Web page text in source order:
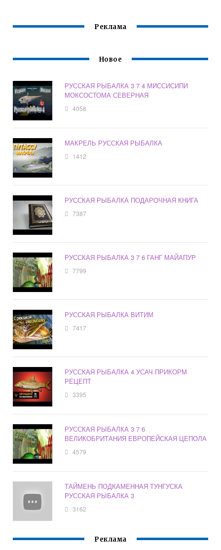
Реклама
Новое
РУССКАЯ РЫБАЛКА 3 7 4 МИССИСИПИ
МОКСОСТОМА СЕВЕРНАЯ
4058
МАКРЕЛЬ РУССКАЯ РЫБАЛКА
1412
РУССКАЯ РЫБАЛКА ПОДАРОЧНАЯ КНИГА
7387
РУССКАЯ РЫБАЛКА 3 7 6 ГАНГ МАЙАПУР
7799
РУССКАЯ РЫБАЛКА ВИТИМ
7417
РУССКАЯ РЫБАЛКА 4 УСАЧ ПРИКОРМ
РЕЦЕПТ
3395
РУССКАЯ РЫБАЛКА 3 7 6
ВЕЛИКОБРИТАНИЯ ЕВРОПЕЙСКАЯ ЦЕПОЛА
4579
ТАЙМЕНЬ ПОДКАМЕННАЯ ТУНГУСКА
РУССКАЯ РЫБАЛКА 3
3162
Реклама